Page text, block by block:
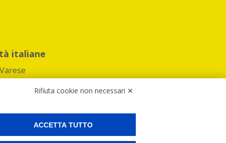
italiane
Varese
Rifiuta cookie non necessari ✕
ACCETTA TUTTO